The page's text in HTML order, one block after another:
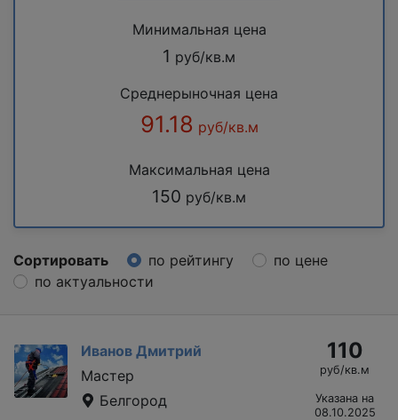
Минимальная цена
1 руб/кв.м
Среднерыночная цена
91.18 руб/кв.м
Максимальная цена
150 руб/кв.м
Сортировать по рейтингу
по цене
по актуальности
Иванов Дмитрий
Мастер
Белгород
110
руб/кв.м
Указана на
08.10.2025